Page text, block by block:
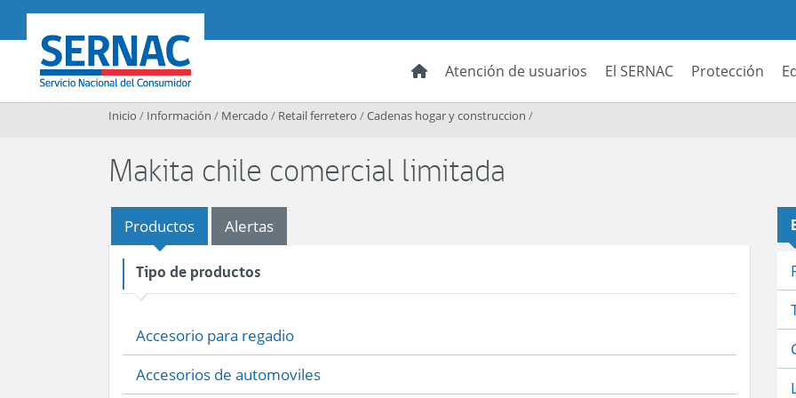
SERNAC
Atención de usuarios El SERNAC Protección
Inicio / Información / Mercado / Retail ferretero /Cadenas hogar y construccion /
Makita chile comercial limitada
Productos Alertas
Tipo de productos
Accesorio para regadio
Accesorios de automoviles